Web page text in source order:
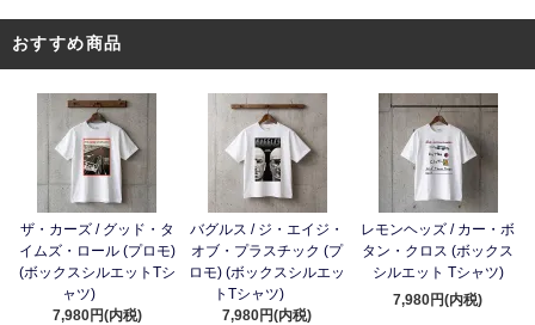
おすすめ商品
ザ・カーズ / グッド・タ
イムズ・ロール (プロモ)
(ボックスシルエットTシ
ャツ)
7,980円(内税)
バグルス / ジ・エイジ・
オブ・プラスチック (プ
ロモ) (ボックスシルエッ
トTシャツ)
7,980円(内税)
レモンヘッズ / カー・ボ
タン・クロス (ボックス
シルエット Tシャツ)
7,980円(内税)